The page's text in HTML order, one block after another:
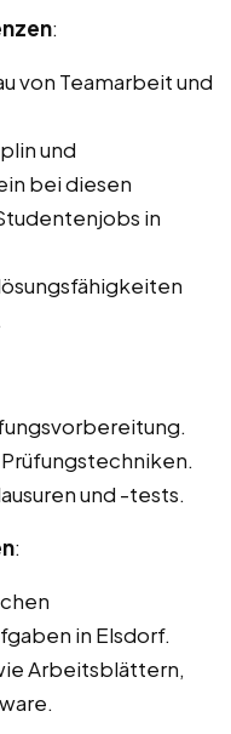
:
von Teamarbeit und
und
bei diesen
in
und -tests.
:
in Elsdorf.
Arbeitsblättern,